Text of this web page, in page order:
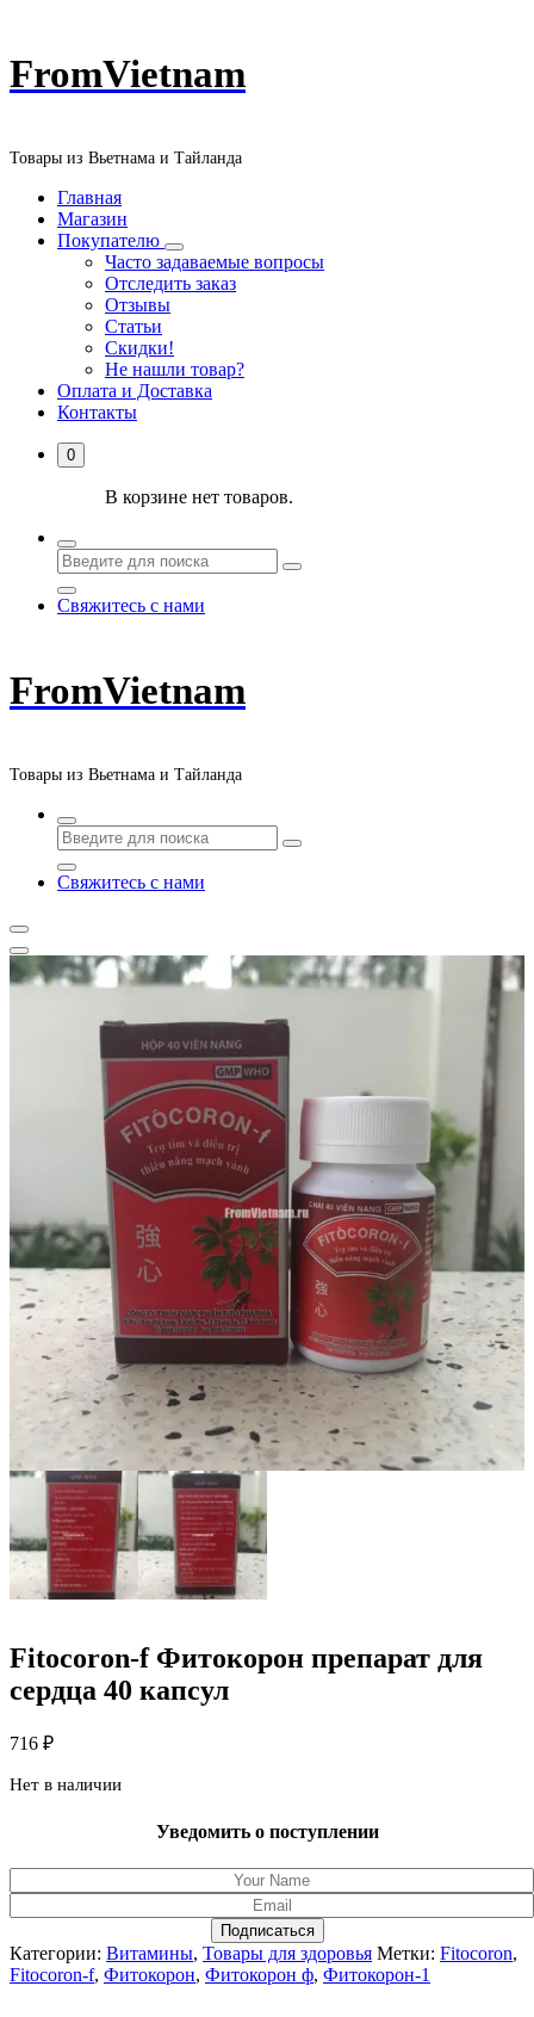
Перейти
к
FromVietnam
Товары из Вьетнама и Тайланда
Главная
Магазин
Покупателю
Часто задаваемые вопросы
Отследить заказ
Отзывы
Статьи
Скидки!
Не нашли товар?
Оплата и Доставка
Контакты
0
В корзине нет товаров.
Свяжитесь с нами
FromVietnam
Товары из Вьетнама и Тайланда
Свяжитесь с нами
Fitocoron-f Фитокорон препарат для
сердца 40 капсул
716 ₽
Нет в наличии
Уведомить о поступлении
Подписаться
Категории: Витамины, Товары для здоровья Метки: Fitocoron,
Fitocoron-f, Фитокорон, Фитокорон ф, Фитокорон-1